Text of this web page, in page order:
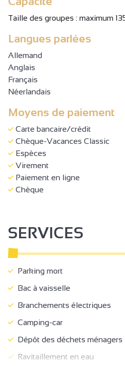
Taille des groupes : maximum
Langues parlées
Allemand
Anglais
Français
Néerlandais
Moyens de paiement
Carte bancaire/crédit
Chèque-Vacances Classic
Espèces
Virement
Paiement en ligne
Chèque
SERVICES
Parking mort
Bac à vaisselle
Branchements électriques
Camping-car
Dépôt des déchets ménagers
Ravitaillement en eau